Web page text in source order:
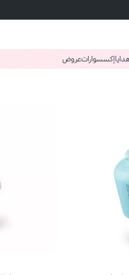
إكسسواراتعروض